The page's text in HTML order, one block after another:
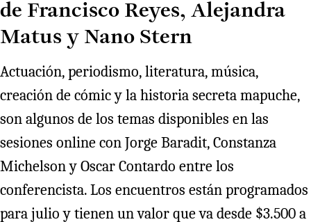
de Francisco Reyes, Alejandra
Matus y Nano Stern
Actuación, periodismo, literatura, música,
creación de cómic y la historia secreta mapuche,
son algunos de los temas disponibles en las
sesiones online con Jorge Baradit, Constanza
Michelson y Oscar Contardo entre los
conferencista. Los encuentros están programados
para julio y tienen un valor que va desde $3.500 a